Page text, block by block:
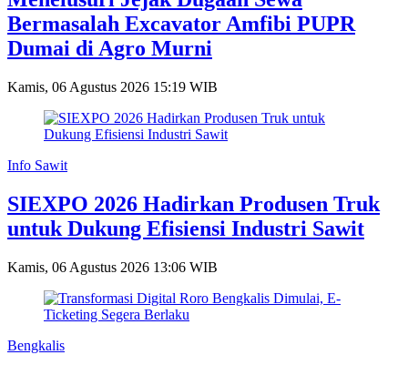
Bermasalah Excavator Amfibi PUPR
Dumai di Agro Murni
Kamis, 06 Agustus 2026 15:19 WIB
Info Sawit
SIEXPO 2026 Hadirkan Produsen Truk
untuk Dukung Efisiensi Industri Sawit
Kamis, 06 Agustus 2026 13:06 WIB
Bengkalis